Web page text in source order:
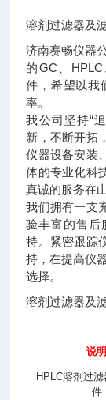
溶剂过滤器及
济南赛畅仪器
的GC、
件，希望以我
率。
我公司坚持“
新，不断开拓
仪器设备安装
体的专业化科
真诚的服务在
我们拥有一支
验丰富的售后
持。紧密跟踪
持，在提高仪
选择。
溶剂过滤器及
说明
HPLC溶剂过滤
件